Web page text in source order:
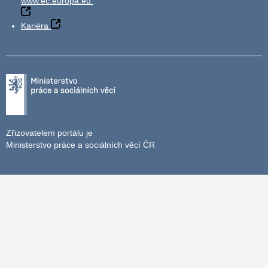
Kariéra
Zřizovatelem portálu je
Ministerstvo práce a sociálních věcí ČR